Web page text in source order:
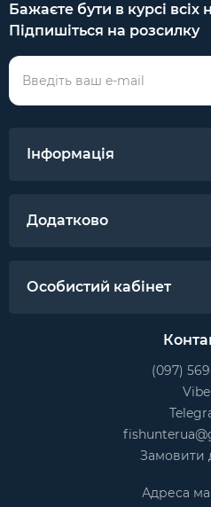
Бажаєте бути в курсі
Підпишіться на розсилку
Інформація
Додатково
Особистий кабінет
(097)
Замовити
Адреса